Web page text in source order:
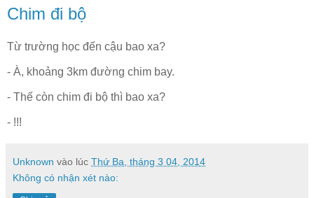
Chim đi bộ
Từ trường học đến cậu bao xa?
- À, khoảng 3km đường chim bay.
- Thế còn chim đi bộ thì bao xa?
- !!!
Unknown vào lúc Thứ Ba, tháng 3 04, 2014
Không có nhận xét nào: